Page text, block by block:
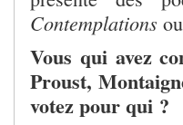
Contemplations
Vous qui avez
Proust,
votez pour qui ?